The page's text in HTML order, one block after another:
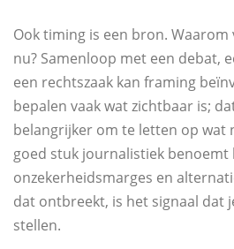
Ook timing is een bron.
nu? Samenloop met een debat,
een rechtszaak kan framing
bepalen vaak wat zichtbaar is;
belangrijker om te letten op wat
goed stuk journalistiek benoemt
onzekerheidsmarges en
dat ontbreekt, is het signaal dat
stellen.